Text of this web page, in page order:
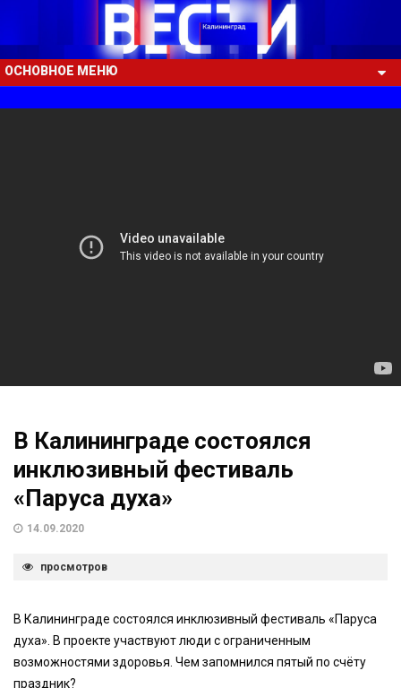
ОСНОВНОЕ МЕНЮ
В Калининграде состоялся
инклюзивный фестиваль
«Паруса духа»
14.09.2020
просмотров
В Калининграде состоялся инклюзивный фестиваль «Паруса
духа». В проекте участвуют люди с ограниченным
возможностями здоровья. Чем запомнился пятый по счёту
праздник?